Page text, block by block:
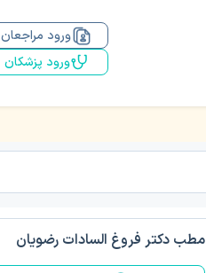
ورود مراجعان
ورود پزشکان
مطب دکتر فروغ السادات رضویان